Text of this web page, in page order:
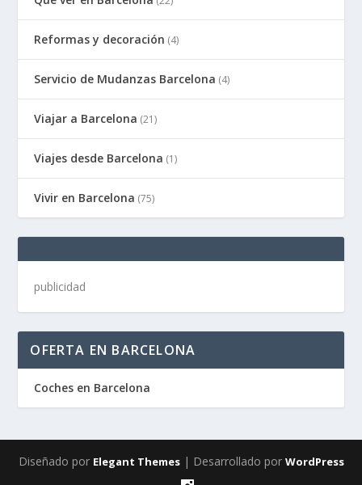
Reformas y decoración (4)
Servicio de Mudanzas Barcelona (4)
Viajar a Barcelona (21)
Viajes desde Barcelona (1)
Vivir en Barcelona (75)
publicidad
OFERTA EN BARCELONA
Coches en Barcelona
Diseñado por Elegant Themes| Desarrollado por WordPress